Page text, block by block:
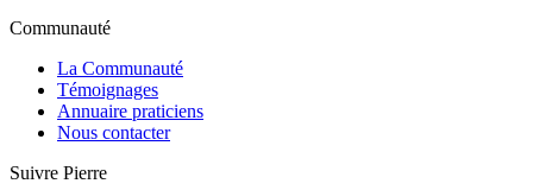
Communauté
La Communauté
Témoignages
Annuaire praticiens
Nous contacter
Suivre Pierre